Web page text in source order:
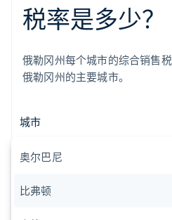
税率是多少？
俄勒冈州每个城市的综合销售
俄勒冈州的主要城市。
城市
奥尔巴尼
比弗顿